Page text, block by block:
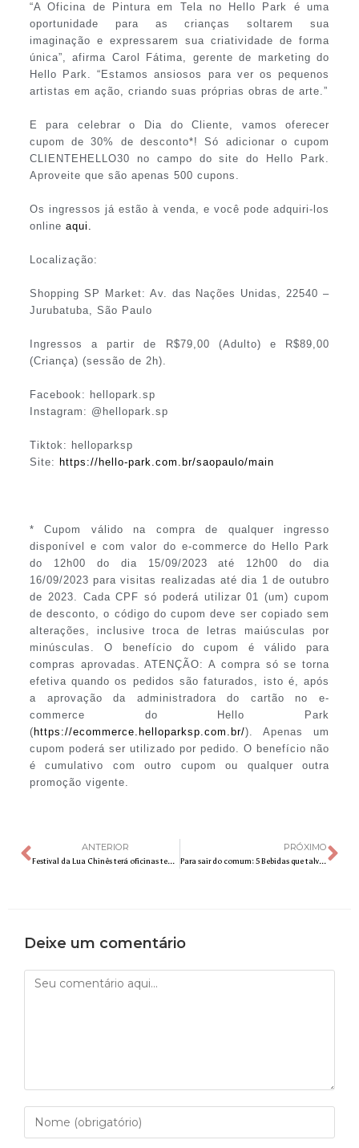
“A Oficina de Pintura em Tela no Hello Park é uma
oportunidade para as crianças soltarem sua
imaginação e expressarem sua criatividade de forma
única”, afirma Carol Fátima, gerente de marketing do
Hello Park. “Estamos ansiosos para ver os pequenos
artistas em ação, criando suas próprias obras de arte.”
E para celebrar o Dia do Cliente, vamos oferecer
cupom de 30% de desconto*! Só adicionar o cupom
CLIENTEHELLO30 no campo do site do Hello Park.
Aproveite que são apenas 500 cupons.
Os ingressos já estão à venda, e você pode adquiri-los
online aqui.
Localização:
Shopping SP Market: Av. das Nações Unidas, 22540 –
Jurubatuba, São Paulo
Ingressos a partir de R$79,00 (Adulto) e R$89,00
(Criança) (sessão de 2h).
Facebook: hellopark.sp
Instagram: @hellopark.sp
Tiktok: helloparksp
Site: https://hello-park.com.br/saopaulo/main
* Cupom válido na compra de qualquer ingresso
disponível e com valor do e-commerce do Hello Park
do 12h00 do dia 15/09/2023 até 12h00 do dia
16/09/2023 para visitas realizadas até dia 1 de outubro
de 2023. Cada CPF só poderá utilizar 01 (um) cupom
de desconto, o código do cupom deve ser copiado sem
alterações, inclusive troca de letras maiúsculas por
minúsculas. O benefício do cupom é válido para
compras aprovadas. ATENÇÃO: A compra só se torna
efetiva quando os pedidos são faturados, isto é, após
a aprovação da administradora do cartão no e-
commerce do Hello Park
( https://ecommerce.helloparksp.com.br/). Apenas um
cupom poderá ser utilizado por pedido. O benefício não
é cumulativo com outro cupom ou qualquer outra
promoção vigente.
ANTERIOR
Festival da Lua Chinês terá oficinas temáticas e sessões de auriculoterapia gratuitas para os visitantes durante o evento
PRÓXIMO
Para sair do comum: 5 Bebidas que talvez você não conheça na Starbucks
Deixe um comentário